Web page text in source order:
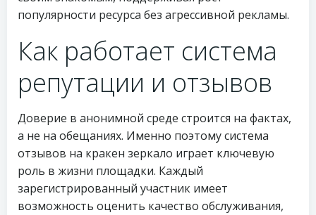
популярности ресурса без агрессивной рекламы.
Как работает система
репутации и отзывов
Доверие в анонимной среде строится на фактах,
а не на обещаниях. Именно поэтому система
отзывов на кракен зеркало играет ключевую
роль в жизни площадки. Каждый
зарегистрированный участник имеет
возможность оценить качество обслуживания,